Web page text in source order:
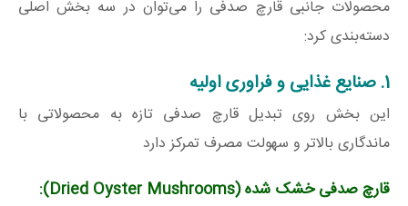
محصولات جانبی قارچ صدفی را می‌توان در سه بخش اصلی
دسته‌بندی کرد:
1. صنایع غذایی و فراوری اولیه
این بخش روی تبدیل قارچ صدفی تازه به محصولاتی با
ماندگاری بالاتر و سهولت مصرف تمرکز دارد
قارچ صدفی خشک‌ شده(Dried Oyster Mushrooms)
: